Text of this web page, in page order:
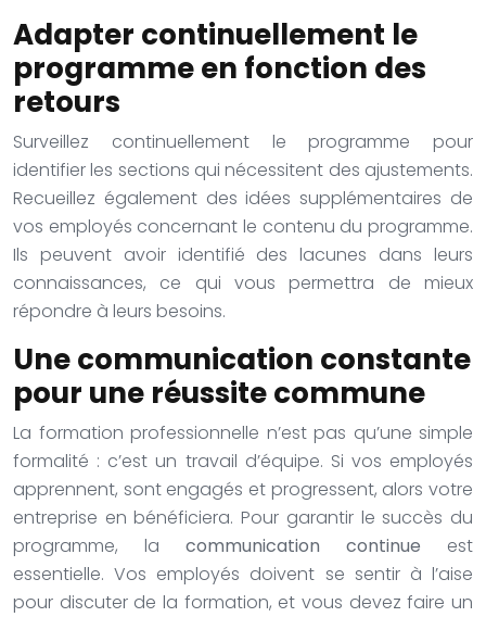
Adapter continuellement le
programme en fonction des
retours
Surveillez continuellement le programme pour
identifier les sections qui nécessitent des ajustements.
Recueillez également des idées supplémentaires de
vos employés concernant le contenu du programme.
Ils peuvent avoir identifié des lacunes dans leurs
connaissances, ce qui vous permettra de mieux
répondre à leurs besoins.
Une communication constante
pour une réussite commune
La formation professionnelle n’est pas qu’une simple
formalité : c’est un travail d’équipe. Si vos employés
apprennent, sont engagés et progressent, alors votre
entreprise en bénéficiera. Pour garantir le succès du
programme, la communication continue est
essentielle. Vos employés doivent se sentir à l’aise
pour discuter de la formation, et vous devez faire un